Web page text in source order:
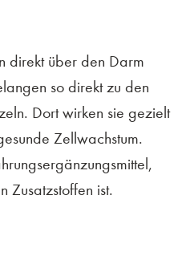
direkt über den Darm
so direkt zu den
Dort wirken sie gezielt
Zellwachstum.
Zusatzstoffen ist.